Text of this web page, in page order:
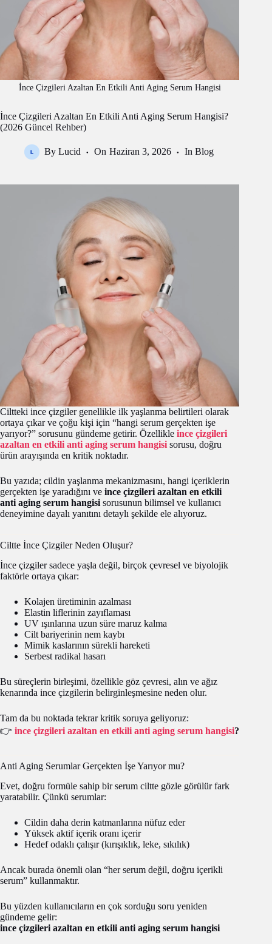
İnce Çizgileri Azaltan En Etkili Anti Aging Serum Hangisi
İnce Çizgileri Azaltan En Etkili Anti Aging Serum Hangisi?
(2026 Güncel Rehber)
By Lucid On Haziran 3, 2026 In Blog
Ciltteki ince çizgiler genellikle ilk yaşlanma belirtileri olarak
ortaya çıkar ve çoğu kişi için “hangi serum gerçekten işe
yarıyor?” sorusunu gündeme getirir. Özellikle ince çizgileri
azaltan en etkili anti aging serum hangisi sorusu, doğru
ürün arayışında en kritik noktadır.
Bu yazıda; cildin yaşlanma mekanizmasını, hangi içeriklerin
gerçekten işe yaradığını ve ince çizgileri azaltan en etkili
anti aging serum hangisi sorusunun bilimsel ve kullanıcı
deneyimine dayalı yanıtını detaylı şekilde ele alıyoruz.
Ciltte İnce Çizgiler Neden Oluşur?
İnce çizgiler sadece yaşla değil, birçok çevresel ve biyolojik
faktörle ortaya çıkar:
Kolajen üretiminin azalması
Elastin liflerinin zayıflaması
UV ışınlarına uzun süre maruz kalma
Cilt bariyerinin nem kaybı
Mimik kaslarının sürekli hareketi
Serbest radikal hasarı
Bu süreçlerin birleşimi, özellikle göz çevresi, alın ve ağız
kenarında ince çizgilerin belirginleşmesine neden olur.
Tam da bu noktada tekrar kritik soruya geliyoruz:
👉 ince çizgileri azaltan en etkili anti aging serum hangisi?
Anti Aging Serumlar Gerçekten İşe Yarıyor mu?
Evet, doğru formüle sahip bir serum ciltte gözle görülür fark
yaratabilir. Çünkü serumlar:
Cildin daha derin katmanlarına nüfuz eder
Yüksek aktif içerik oranı içerir
Hedef odaklı çalışır (kırışıklık, leke, sıkılık)
Ancak burada önemli olan “her serum değil, doğru içerikli
serum” kullanmaktır.
Bu yüzden kullanıcıların en çok sorduğu soru yeniden
gündeme gelir:
ince çizgileri azaltan en etkili anti aging serum hangisi